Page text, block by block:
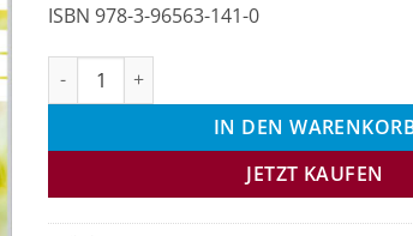
ISBN 978-3-96563-141-0
PRAXIS September/Oktober 2025 Menge
IN DEN
JETZT KAUFEN